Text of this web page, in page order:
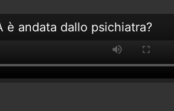
è andata dallo psichiatra?